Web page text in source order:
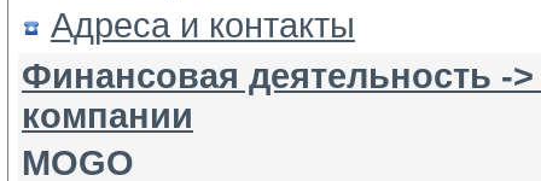
Адреса и контакты
Финансовая деятельность -
компании
MOGO